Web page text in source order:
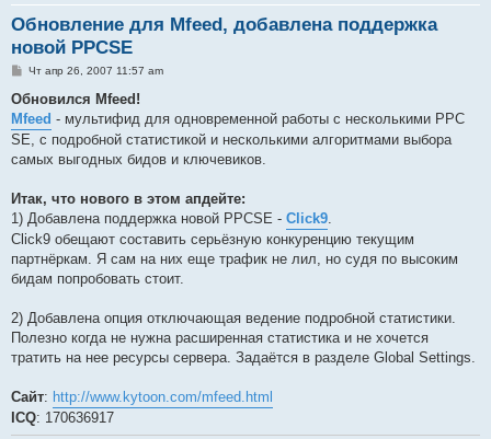
Обновление для Mfeed, добавлена поддержка
новой PPCSE
С
о
щ
е
н
и
Чт апр 26, 2007 11:57 am
Обновился Mfeed!
Mfeed - мультифид для одновременной работы с несколькими PPC
SE, с подробной статистикой и несколькими алгоритмами выбора
самых выгодных бидов и ключевиков.
Итак, что нового в этом апдейте:
1) Добавлена поддержка новой PPCSE - Click9
Click9 обещают составить серьёзную конкуренцию текущим
партнёркам. Я сам на них еще трафик не лил, но судя по высоким
бидам попробовать стоит.
2) Добавлена опция отключающая ведение подробной статистики.
Полезно когда не нужна расширенная статистика и не хочется
тратить на нее ресурсы сервера. Задаётся в разделе Global Settings.
Сайт: http://www.kytoon.com/mfeed.html
ICQ: 170636917